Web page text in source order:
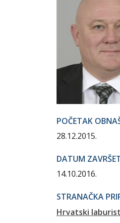
POČETAK
28.12.2015.
DATUM
14.10.2016.
STRANAČKA
Hrvatski